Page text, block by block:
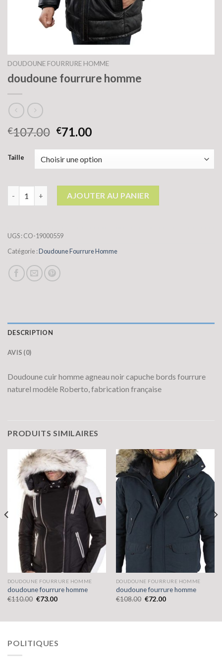
DOUDOUNE FOURRURE HOMME
doudoune fourrure homme
€107.00 €71.00
Taille
quantité de doudoune fourrure homme
AJOUTER AU PANIER
UGS :CO-19000559
Catégorie :Doudoune Fourrure Homme
DESCRIPTION
AVIS (0)
Doudoune cuir homme agneau noir capuche bords fourrure
naturel modèle Roberto, fabrication française
PRODUITS SIMILAIRES
DOUDOUNE FOURRURE HOMME
doudoune fourrure homme
€110.00 €73.00
DOUDOUNE FOURRURE HOMME
doudoune fourrure homme
€108.00 €72.00
POLITIQUES